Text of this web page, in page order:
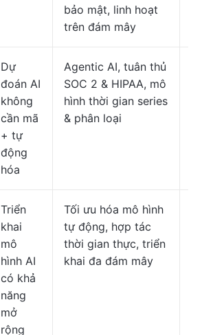
bảo mật, linh hoạt
trên đám mây
Dự
đoán AI
không
cần mã
+ tự
động
hóa
Agentic AI, tuân thủ
SOC 2 & HIPAA, mô
hình thời gian series
& phân loại
Triển
khai
mô
hình AI
có khả
năng
mở
rộng
Tối ưu hóa mô hình
tự động, hợp tác
thời gian thực, triển
khai đa đám mây